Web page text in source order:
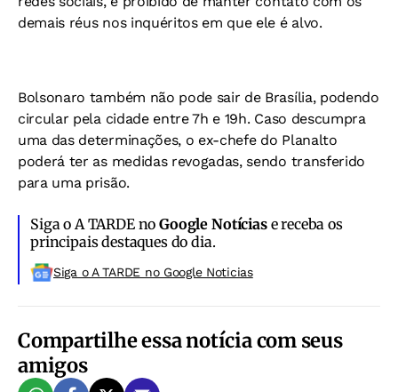
demais réus nos inquéritos em que ele é alvo.
Bolsonaro também não pode sair de Brasília, podendo
circular pela cidade entre 7h e 19h. Caso descumpra
uma das determinações, o ex-chefe do Planalto
poderá ter as medidas revogadas, sendo transferido
para uma prisão.
Siga o A TARDE noGoogle Notíciase receba os
principais destaques do dia.
Siga o A TARDE no Google Noticias
Compartilhe essa notícia com seus
amigos